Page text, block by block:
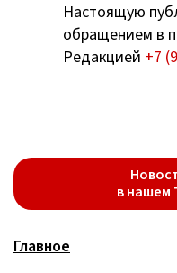
Настоящую
обращением в
Редакцией +7
в нашем
Главное